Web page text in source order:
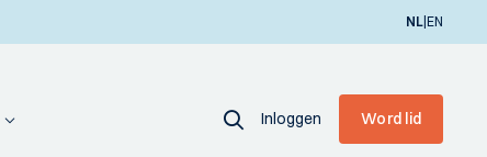
NL|EN
Inloggen Word lid